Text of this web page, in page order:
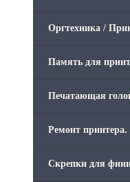
Оргтехника /
Память для
Печатающая
Ремонт принтера.
Скрепки для